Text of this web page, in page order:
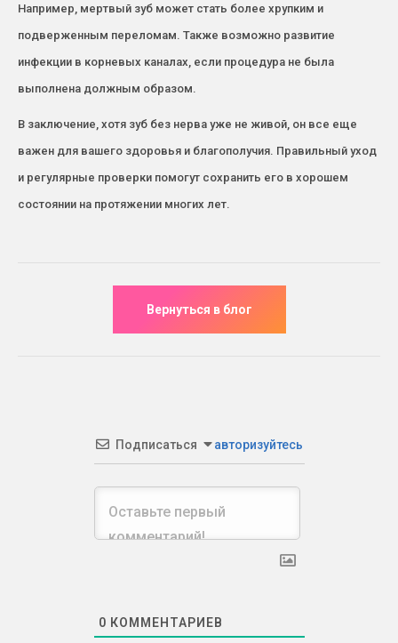
Например, мертвый зуб может стать более хрупким и
подверженным переломам. Также возможно развитие
инфекции в корневых каналах, если процедура не была
выполнена должным образом.
В заключение, хотя зуб без нерва уже не живой, он все еще
важен для вашего здоровья и благополучия. Правильный уход
и регулярные проверки помогут сохранить его в хорошем
состоянии на протяжении многих лет.
Подписаться авторизуйтесь
0 КОММЕНТАРИЕВ